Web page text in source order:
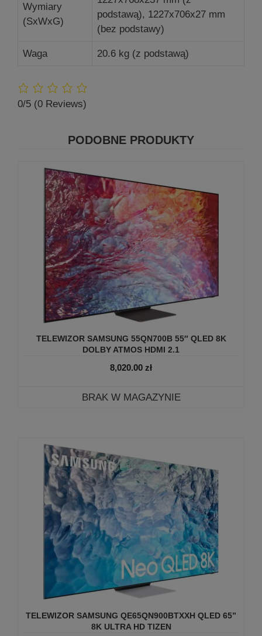
Wymiary
(SxWxG)
podstawą), 1227x706x27 mm
(bez podstawy)
Waga 20.6 kg (z podstawą)
0/5 (0 Reviews)
PODOBNE PRODUKTY
TELEWIZOR SAMSUNG 55QN700B 55″ QLED 8K
DOLBY ATMOS HDMI 2.1
8,020.00 zł
BRAK W MAGAZYNIE
TELEWIZOR SAMSUNG QE65QN900BTXXH QLED 65”
8K ULTRA HD TIZEN